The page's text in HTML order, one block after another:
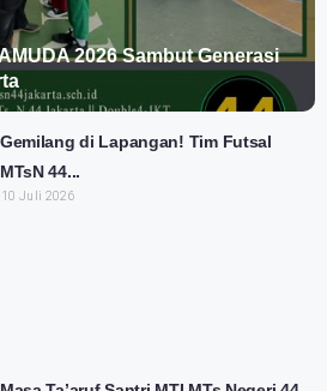
2026 Sambut Generasi
Gemilang di Lapangan! Tim Futsal
MTsN 44...
10 Juli 2026